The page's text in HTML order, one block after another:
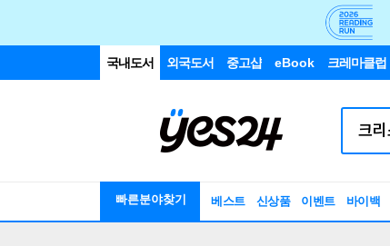
국내도서 외국도서 중고샵 eBook 크레마클럽
빠른분야찾기 베스트 신상품 이벤트 바이백